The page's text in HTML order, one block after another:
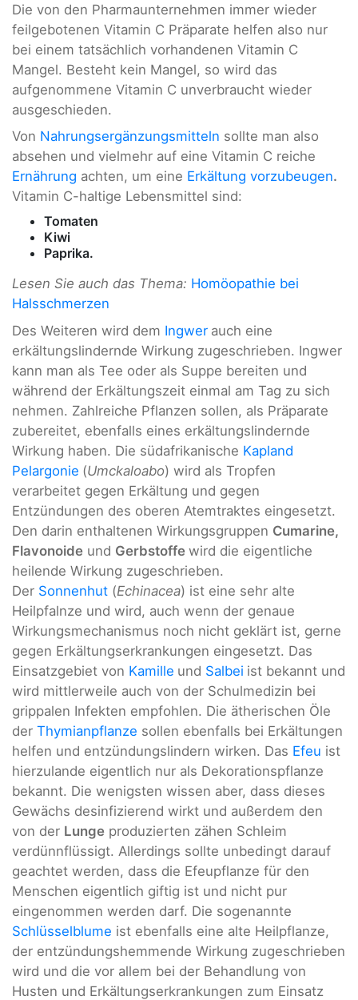
Die von den Pharmaunternehmen immer wieder
feilgebotenen Vitamin C Präparate helfen also nur
bei einem tatsächlich vorhandenen Vitamin C
Mangel. Besteht kein Mangel, so wird das
aufgenommene Vitamin C unverbraucht wieder
ausgeschieden.
Von Nahrungsergänzungsmitteln sollte man also
absehen und vielmehr auf eine Vitamin C reiche
Ernährung achten, um eine Erkältung vorzubeugen.
Vitamin C-haltige Lebensmittel sind:
Tomaten
Kiwi
Paprika.
Lesen Sie auch das Thema: Homöopathie bei
Halsschmerzen
Des Weiteren wird dem Ingwer auch eine
erkältungslindernde Wirkung zugeschrieben. Ingwer
kann man als Tee oder als Suppe bereiten und
während der Erkältungszeit einmal am Tag zu sich
nehmen. Zahlreiche Pflanzen sollen, als Präparate
zubereitet, ebenfalls eines erkältungslindernde
Wirkung haben. Die südafrikanische Kapland
Pelargonie (Umckaloabo) wird als Tropfen
verarbeitet gegen Erkältung und gegen
Entzündungen des oberen Atemtraktes eingesetzt.
Den darin enthaltenen Wirkungsgruppen Cumarine,
Flavonoide und Gerbstoffe wird die eigentliche
heilende Wirkung zugeschrieben.
Der Sonnenhut (Echinacea) ist eine sehr alte
Heilpfalnze und wird, auch wenn der genaue
Wirkungsmechanismus noch nicht geklärt ist, gerne
gegen Erkältungserkrankungen eingesetzt. Das
Einsatzgebiet von Kamille und Salbei ist bekannt und
wird mittlerweile auch von der Schulmedizin bei
grippalen Infekten empfohlen. Die ätherischen Öle
der Thymianpflanze sollen ebenfalls bei Erkältungen
helfen und entzündungslindern wirken. Das Efeu ist
hierzulande eigentlich nur als Dekorationspflanze
bekannt. Die wenigsten wissen aber, dass dieses
Gewächs desinfizierend wirkt und außerdem den
von der Lunge produzierten zähen Schleim
verdünnflüssigt. Allerdings sollte unbedingt darauf
geachtet werden, dass die Efeupflanze für den
Menschen eigentlich giftig ist und nicht pur
eingenommen werden darf. Die sogenannte
Schlüsselblume ist ebenfalls eine alte Heilpflanze,
der entzündungshemmende Wirkung zugeschrieben
wird und die vor allem bei der Behandlung von
Husten und Erkältungserkrankungen zum Einsatz